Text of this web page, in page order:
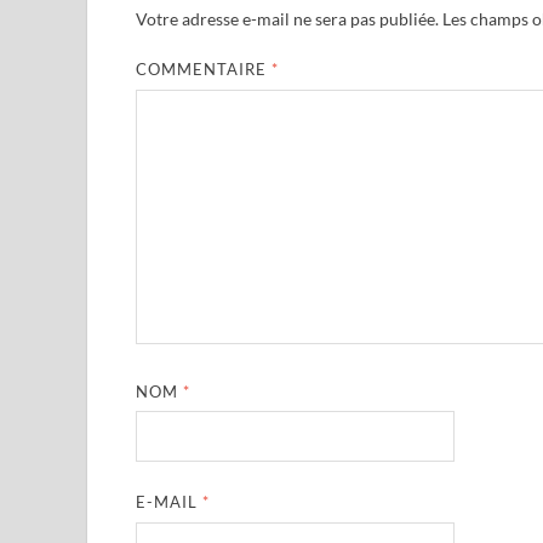
Votre adresse e-mail ne sera pas publiée. Les champs
COMMENTAIRE *
NOM *
E-MAIL *